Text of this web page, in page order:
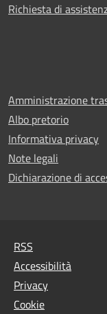
Richiesta di
Amministrazione
Albo pretorio
Informativa privacy
Note legali
Dichiarazione di
RSS
Accessibilità
Privacy
Cookie